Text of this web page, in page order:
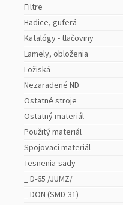
Filtre
Hadice, guferá
Katalógy - tlačoviny
Lamely, obloženia
Ložiská
Nezaradené ND
Ostatné stroje
Ostatný materiál
Použitý materiál
Spojovací materiál
Tesnenia-sady
_ D-65 /JUMZ/
_ DON (SMD-31)